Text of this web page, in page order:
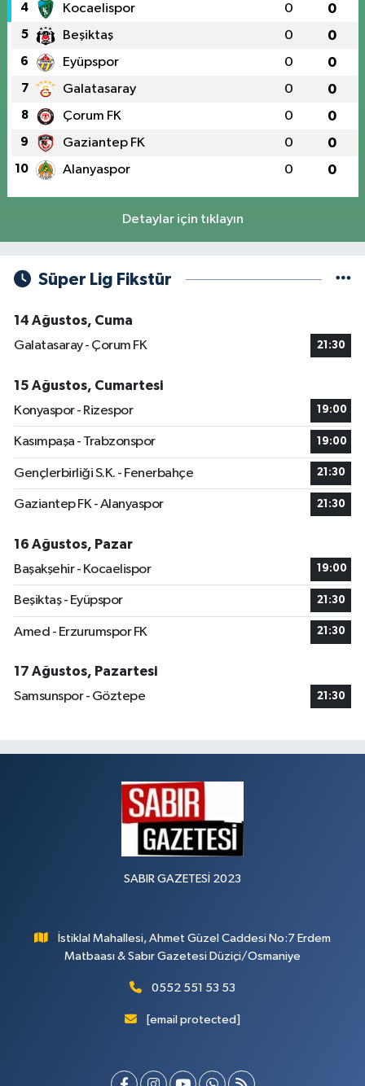
4 Kocaelispor 0 0
5 Beşiktaş 0 0
6 Eyüpspor 0 0
7 Galatasaray 0 0
8 Çorum FK 0 0
9 Gaziantep FK 0 0
10 Alanyaspor 0 0
Detaylar için tıklayın
Süper Lig Fikstür
14 Ağustos, Cuma
Galatasaray - Çorum FK
21:30
15 Ağustos, Cumartesi
Konyaspor - Rizespor
19:00
Kasımpaşa - Trabzonspor 19:00
Gençlerbirliği S.K. - Fenerbahçe 21:30
Gaziantep FK - Alanyaspor 21:30
16 Ağustos, Pazar
Başakşehir - Kocaelispor
19:00
Beşiktaş - Eyüpspor 21:30
Amed - Erzurumspor FK 21:30
17 Ağustos, Pazartesi
Samsunspor - Göztepe
21:30
SABIR GAZETESİ 2023
İstiklal Mahallesi, Ahmet Güzel Caddesi No:7 Erdem
Matbaası & Sabır Gazetesi Düziçi/Osmaniye
0552 551 53 53
[email protected]